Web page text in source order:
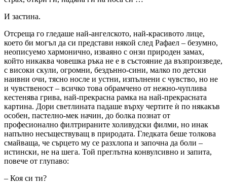
И застина.
Отсреща го гледаше най-ангелското, най-красивото лице,
което би могъл да си представи някой след Рафаел – безумно,
неописуемо хармонично, изваяно с онзи природен замах,
който никаква човешка ръка не е в състояние да възпроизведе,
с високи скули, огромни, бездънно-сини, малко по детски
наивни очи, тясно носле и устни, изпълнени с чувство, но не
и чувственост – всичко това обрамчено от нежно-чуплива
кестенява грива, най-прекрасна рамка на най-прекрасната
картина. Дори светлината падаше върху чертите ѝ по някакъв
особен, пастелно-мек начин, до болка познат от
професионално филтрираните холивудски филми, но инак
напълно несъществуващ в природата. Гледката беше толкова
смайваща, че сърцето му се разхлопа и започна да боли –
истински, не на шега. Той преглътна конвулсивно и запита,
повече от глупаво:
– Коя си ти?